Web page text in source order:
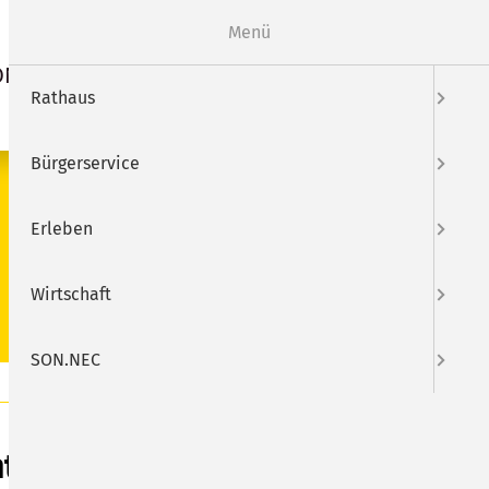
Webcam
im Stadtteilzentrum
Menü
Rathaus
Bürgerservice
Erleben
Wirtschaft
SON.NEC